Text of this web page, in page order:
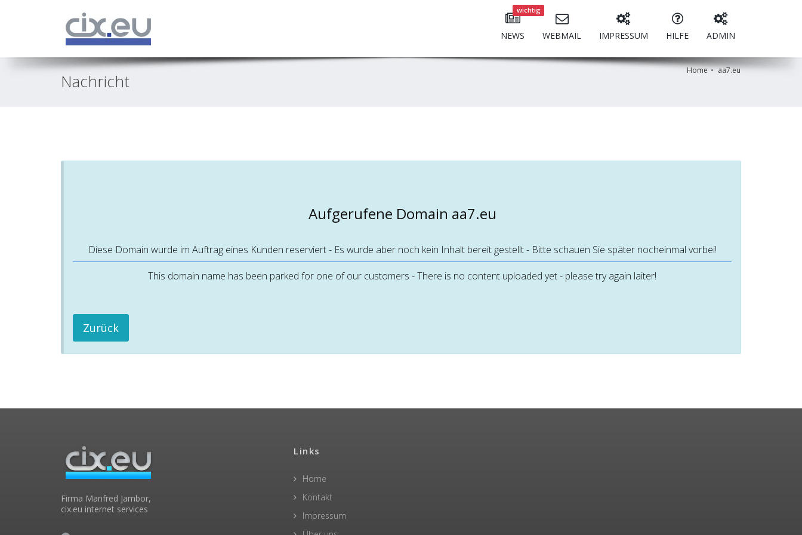
wichtig
NEWS WEBMAIL IMPRESSUM HILFE ADMIN
Nachricht
Home aa7.eu
Aufgerufene Domain aa7.eu
Diese Domain wurde im Auftrag eines Kunden reserviert - Es wurde aber noch kein Inhalt bereit gestellt - Bitte schauen Sie später nocheinmal vorbei!
This domain name has been parked for one of our customers - There is no content uploaded yet - please try again laiter!
Zurück
Firma Manfred Jambor,
cix.eu internet services
Links
Home
Kontakt
Impressum